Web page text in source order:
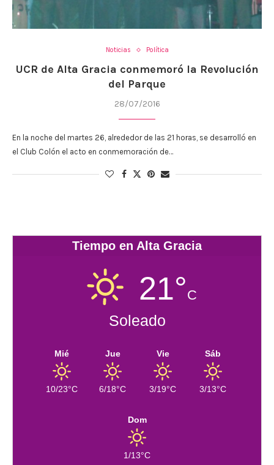
Noticias Política
UCR de Alta Gracia conmemoró la Revolución
del Parque
28/07/2016
En la noche del martes 26, alrededor de las 21 horas, se desarrolló en
el Club Colón el acto en conmemoración de…
Tiempo en Alta Gracia
21°C
Soleado
Mié
10/23°C
Jue
6/18°C
Vie
3/19°C
Sáb
3/13°C
Dom
1/13°C